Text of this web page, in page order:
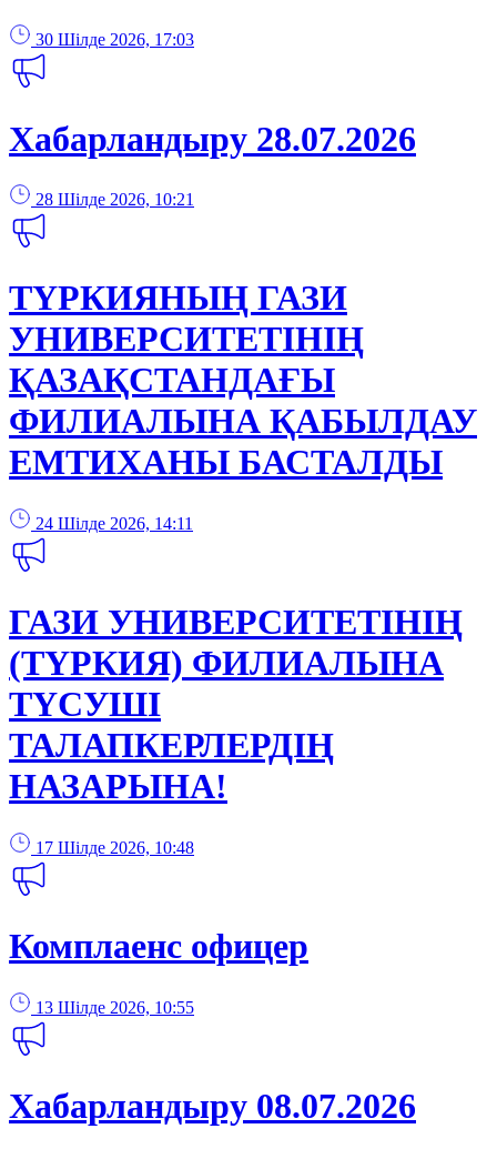
30 Шілде 2026, 17:03
Хабарландыру 28.07.2026
28 Шілде 2026, 10:21
ТҮРКИЯНЫҢ ГАЗИ
УНИВЕРСИТЕТІНІҢ
ҚАЗАҚСТАНДАҒЫ
ФИЛИАЛЫНА ҚАБЫЛДАУ
ЕМТИХАНЫ БАСТАЛДЫ
24 Шілде 2026, 14:11
ГАЗИ УНИВЕРСИТЕТІНІҢ
(ТҮРКИЯ) ФИЛИАЛЫНА
ТҮСУШІ
ТАЛАПКЕРЛЕРДІҢ
НАЗАРЫНА!
17 Шілде 2026, 10:48
Комплаенс офицер
13 Шілде 2026, 10:55
Хабарландыру 08.07.2026